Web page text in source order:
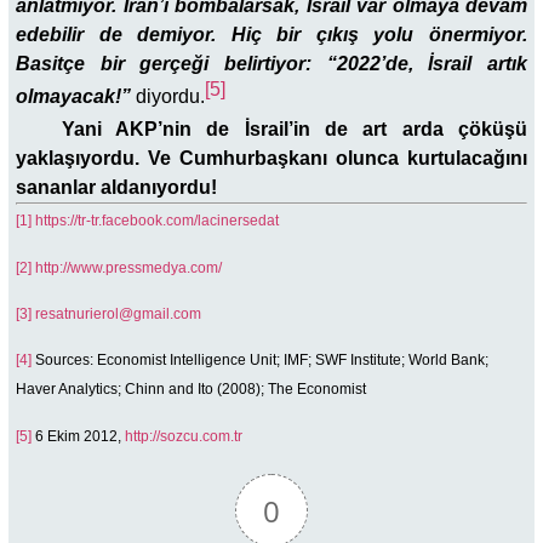
anlatmıyor. İran’ı bombalarsak, İsrail var olmaya devam
edebilir de demiyor. Hiç bir çıkış yolu önermiyor.
Basitçe bir gerçeği belirtiyor: “2022’de, İsrail artık
olmayacak!” diyordu.[5]
Yani AKP’nin de İsrail’in de art arda çöküşü
yaklaşıyordu. Ve Cumhurbaşkanı olunca kurtulacağını
sananlar aldanıyordu!
[1] https://tr-tr.facebook.com/lacinersedat
[2] http://www.pressmedya.com/
[3] resatnurierol@gmail.com
[4] Sources: Economist Intelligence Unit; IMF; SWF Institute; World Bank;
Haver Analytics; Chinn and Ito (2008); The Economist
[5] 6 Ekim 2012, http://sozcu.com.tr
0